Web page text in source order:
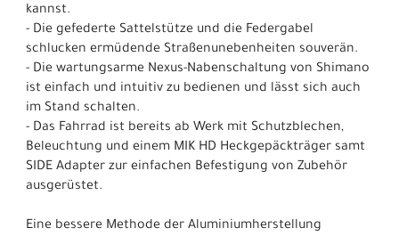
kannst.
- Die gefederte Sattelstütze und die Federgabel
schlucken ermüdende Straßenunebenheiten souverän.
- Die wartungsarme Nexus-Nabenschaltung von Shimano
ist einfach und intuitiv zu bedienen und lässt sich auch
im Stand schalten.
- Das Fahrrad ist bereits ab Werk mit Schutzblechen,
Beleuchtung und einem MIK HD Heckgepäckträger samt
SIDE Adapter zur einfachen Befestigung von Zubehör
ausgerüstet.
Eine bessere Methode der Aluminiumherstellung